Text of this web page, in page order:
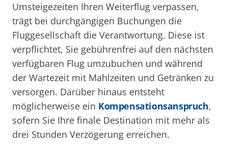
Umsteigezeiten Ihren Weiterflug verpassen,
trägt bei durchgängigen Buchungen die
Fluggesellschaft die Verantwortung. Diese ist
verpflichtet, Sie gebührenfrei auf den nächsten
verfügbaren Flug umzubuchen und während
der Wartezeit mit Mahlzeiten und Getränken zu
versorgen. Darüber hinaus entsteht
möglicherweise ein Kompensationsanspruch,
sofern Sie Ihre finale Destination mit mehr als
drei Stunden Verzögerung erreichen.